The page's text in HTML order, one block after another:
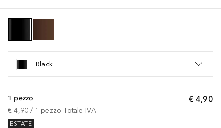
Black
€ 4,90
1 pezzo
€ 4,90 / 1 pezzo Totale IVA
ESTATE